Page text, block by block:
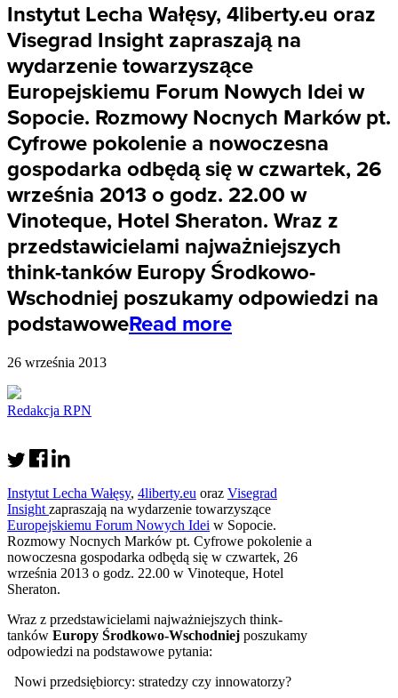
Instytut Lecha Wałęsy, 4liberty.eu oraz
Visegrad Insight zapraszają na
wydarzenie towarzyszące
Europejskiemu Forum Nowych Idei w
Sopocie. Rozmowy Nocnych Marków pt.
Cyfrowe pokolenie a nowoczesna
gospodarka odbędą się w czwartek, 26
września 2013 o godz. 22.00 w
Vinoteque, Hotel Sheraton. Wraz z
przedstawicielami najważniejszych
think-tanków Europy Środkowo-
Wschodniej poszukamy odpowiedzi na
podstawoweRead more
26 września 2013
Redakcja RPN
Instytut Lecha Wałęsy, 4liberty.eu oraz Visegrad
Insight zapraszają na wydarzenie towarzyszące
Europejskiemu Forum Nowych Idei w Sopocie.
Rozmowy Nocnych Marków pt. Cyfrowe pokolenie a
nowoczesna gospodarka odbędą się w czwartek, 26
września 2013 o godz. 22.00 w Vinoteque, Hotel
Sheraton.
Wraz z przedstawicielami najważniejszych think-
tanków Europy Środkowo-Wschodniej poszukamy
odpowiedzi na podstawowe pytania:
Nowi przedsiębiorcy: stratedzy czy innowatorzy?